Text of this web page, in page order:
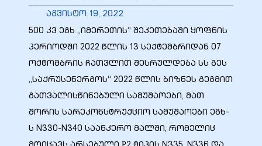
აგვისტო 19, 2022
500 კვ ეგხ „იმერეთის“ შეკეთებაში ყოფნის
პერიოდში 2022 წლის 13 სექტემბრიდან 07
ოქტომბრის ჩათვლით შესრულდება სს გეს
„საქრუსენერგოს“ 2022 წლის ბიზნეს გეგმით
გათვალისწინებული სამუშაოები, მათ
შორის სარეკონსტრუქციო სამუშაოები ეგხ-
ს N330-N340 საანკერო მალში, რომელიც